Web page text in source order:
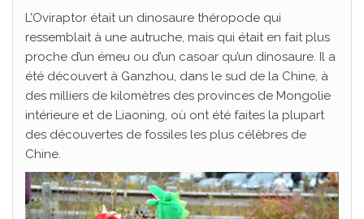
L’Oviraptor était un dinosaure théropode qui
ressemblait à une autruche, mais qui était en fait plus
proche d’un émeu ou d’un casoar qu’un dinosaure. Il a
été découvert à Ganzhou, dans le sud de la Chine, à
des milliers de kilomètres des provinces de Mongolie
intérieure et de Liaoning, où ont été faites la plupart
des découvertes de fossiles les plus célèbres de
Chine.